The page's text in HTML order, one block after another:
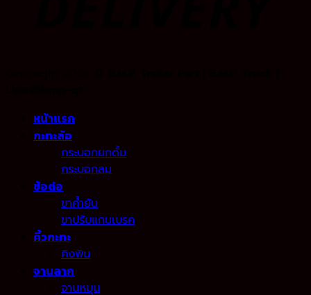
หน้าแรก
กะทะล้อ
กระบอกยกดั้ม
กระบอกลม
ข้อต่อ
ขาค้ำยัน
ขาปรับแกนเบรค
คิ้วกะทะ
คิงพิน
จานลาก
จานหมุน